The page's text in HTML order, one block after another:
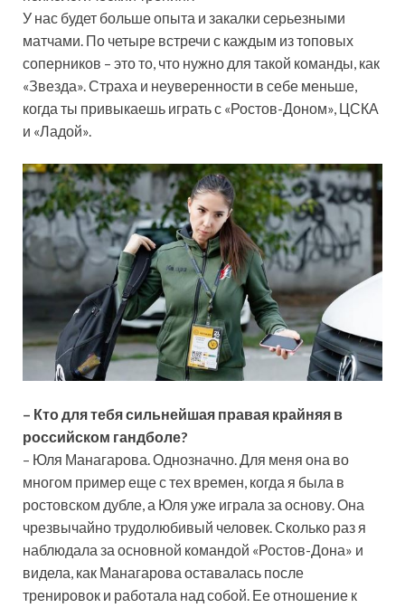
У нас будет больше опыта и закалки серьезными
матчами. По четыре встречи с каждым из топовых
соперников – это то, что нужно для такой команды, как
«Звезда». Страха и неуверенности в себе меньше,
когда ты привыкаешь играть с «Ростов-Доном», ЦСКА
и «Ладой».
– Кто для тебя сильнейшая правая крайняя в
российском гандболе?
– Юля Манагарова. Однозначно. Для меня она во
многом пример еще с тех времен, когда я была в
ростовском дубле, а Юля уже играла за основу. Она
чрезвычайно трудолюбивый человек. Сколько раз я
наблюдала за основной командой «Ростов-Дона» и
видела, как Манагарова оставалась после
тренировок и работала над собой. Ее отношение к